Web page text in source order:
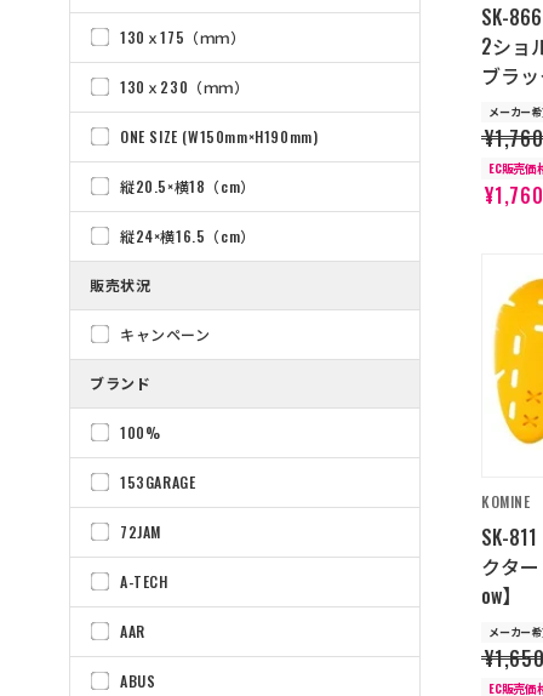
130ｘ175（ｍｍ）
130ｘ230（ｍｍ）
ONE SIZE (W150mm×H190mm)
縦20.5×横18（cm）
縦24×横16.5（cm）
販売状況
キャンペーン
ブランド
100%
153GARAGE
72JAM
A-TECH
AAR
ABUS
SK-
2ショ
ブラ
メーカー
¥1,760
EC販売価
¥1,760
KOMINE
SK-
クタ
ow】
メーカー
EC販売価